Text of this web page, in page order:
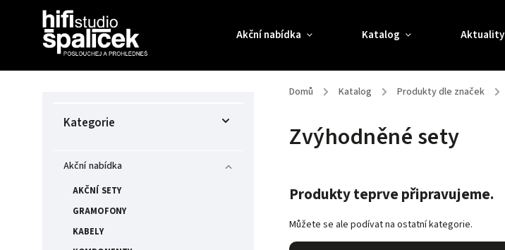
Akční nabídka Katalog Aktuality
Domů / Katalog / Produkty dle značek /
Kategorie
Akční nabídka
AKČNÍ SETY
GRAMOFONY
KABELY
Zvýhodněné sety
Produkty teprve připravujeme.
Můžete se ale podívat na ostatní kategorie.